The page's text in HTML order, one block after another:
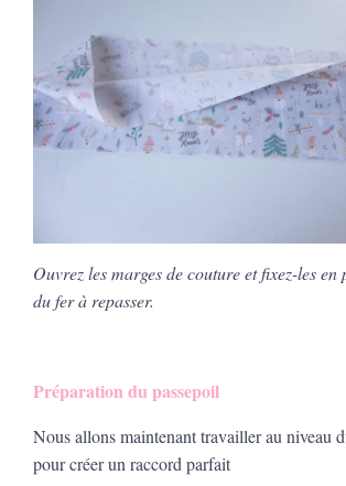
Ouvrez les marges de couture et fixez-les en
du fer à repasser.
Préparation du passepoil
Nous allons maintenant travailler au niveau
pour créer un raccord parfait